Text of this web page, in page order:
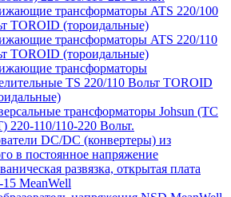
трансформаторы ATS 220/100
TOROID (тороидальные)
трансформаторы ATS 220/110
TOROID (тороидальные)
трансформаторы
TS 220/110 Вольт TOROID
трансформаторы Johsun (TС
220-110/110-220 Вольт.
DC/DC (конвертеры) из
в постоянное напряжение
развязка, открытая плата
15 MeanWell